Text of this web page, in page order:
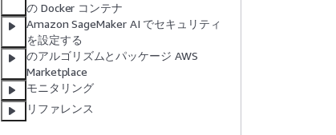
の Docker コンテナ
Amazon SageMaker AI でセキュリティ
を設定する
のアルゴリズムとパッケージ AWS
Marketplace
モニタリング
リファレンス